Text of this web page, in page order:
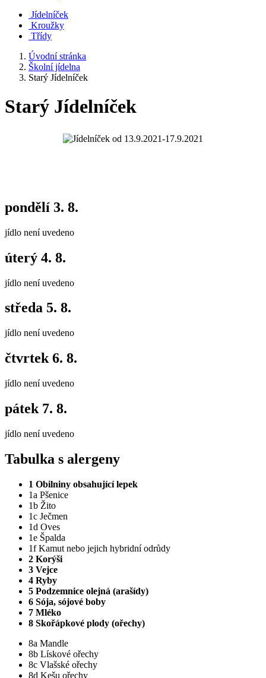
Jídelníček
Kroužky
Třídy
Úvodní stránka
Školní jídelna
Starý Jídelníček
Starý Jídelníček
pondělí 3. 8.
jídlo není uvedeno
úterý 4. 8.
jídlo není uvedeno
středa 5. 8.
jídlo není uvedeno
čtvrtek6. 8.
jídlo není uvedeno
pátek 7. 8.
jídlo není uvedeno
Tabulka s alergeny
1 Obilniny obsahující lepek
1a Pšenice
1b Žito
1c Ječmen
1d Oves
1e Špalda
1f Kamut nebo jejich hybridní odrůdy
2 Korýši
3 Vejce
4 Ryby
5 Podzemnice olejná (arašídy)
6 Sója, sójové boby
7 Mléko
8 Skořápkové plody (ořechy)
8a Mandle
8b Lískové ořechy
8c Vlašské ořechy
8d Kešu ořechy